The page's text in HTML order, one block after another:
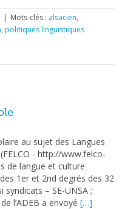
| Mots-clés : alsacien,
, politiques linguistiques
au sujet des Langues
- http://www.felco-
de langue et culture
1er et 2nd degrés des 32
– SE-UNSA ;
l’ADEB a envoyé […]